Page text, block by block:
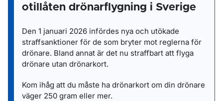
otillåten drönarflygning i Sverige
Den 1 januari 2026 infördes nya och utökade
straffsanktioner för de som bryter mot reglerna för
drönare. Bland annat är det nu straffbart att flyga
drönare utan drönarkort.
Kom ihåg att du måste ha drönarkort om din drönare
väger 250 gram eller mer.